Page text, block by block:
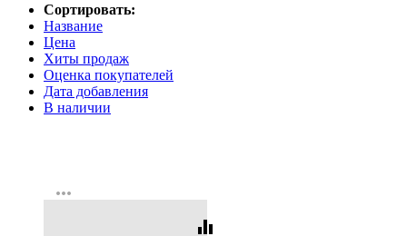
Сортировать:
Название
Цена
Хиты продаж
Оценка покупателей
Дата добавления
В наличии
more_horiz
equalizer